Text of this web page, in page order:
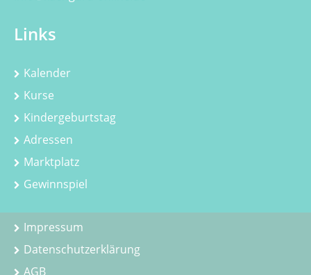
Links
Kalender
Kurse
Kindergeburtstag
Adressen
Marktplatz
Gewinnspiel
Impressum
Datenschutzerklärung
AGB